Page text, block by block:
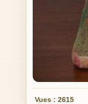
Vues : 2615